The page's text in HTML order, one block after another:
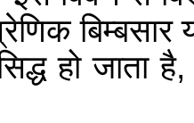
बिम्बसार
हो जाता है,